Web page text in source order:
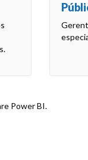
Power BI.